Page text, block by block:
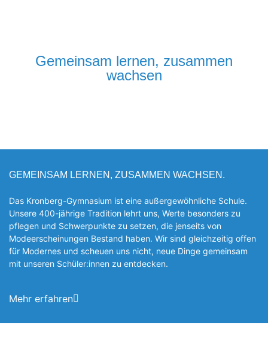
Gemeinsam lernen, zusammen
wachsen
GEMEINSAM LERNEN, ZUSAMMEN WACHSEN.
Das Kronberg-Gymnasium ist eine außergewöhnliche Schule.
Unsere 400-jährige Tradition lehrt uns, Werte besonders zu
pflegen und Schwerpunkte zu setzen, die jen­seits von
Modeerscheinungen Be­stand haben. Wir sind gleichzeitig offen
für Modernes und scheuen uns nicht, neue Dinge gemeinsam
mit unseren Schüler:innen zu entde­cken.
Mehr erfahren